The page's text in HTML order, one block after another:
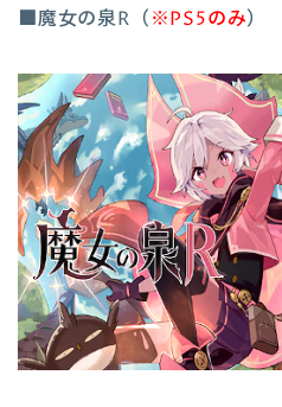
■魔女の泉R（※PS5のみ）